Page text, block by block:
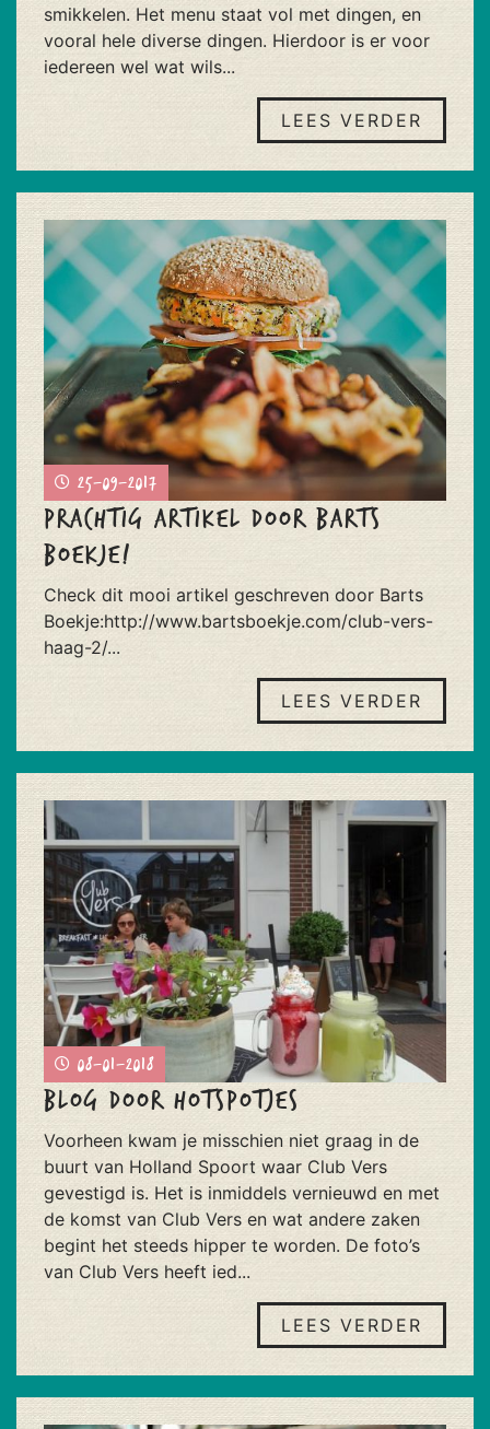
smikkelen. Het menu staat vol met dingen, en
vooral hele diverse dingen. Hierdoor is er voor
iedereen wel wat wils...
LEES VERDER
25-09-2017
Prachtig artikel door Barts
Boekje!
Check dit mooi artikel geschreven door Barts
Boekje:http://www.bartsboekje.com/club-vers-
haag-2/...
LEES VERDER
08-01-2018
Blog door Hotspotjes
Voorheen kwam je misschien niet graag in de
buurt van Holland Spoort waar Club Vers
gevestigd is. Het is inmiddels vernieuwd en met
de komst van Club Vers en wat andere zaken
begint het steeds hipper te worden. De foto’s
van Club Vers heeft ied...
LEES VERDER